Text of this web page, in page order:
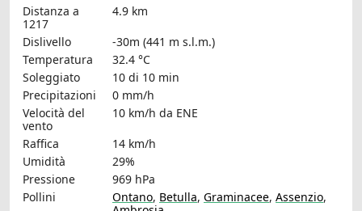
Distanza a
1217
4.9 km
Dislivello
-30m (441 m s.l.m.)
Temperatura
32.4 °C
Soleggiato
10 di 10 min
Precipitazioni
0 mm/h
Velocità del
vento
10 km/h da ENE
Raffica
14 km/h
Umidità
29%
Pressione
969 hPa
Pollini
Ontano, Betulla, Graminacee, Assenzio,